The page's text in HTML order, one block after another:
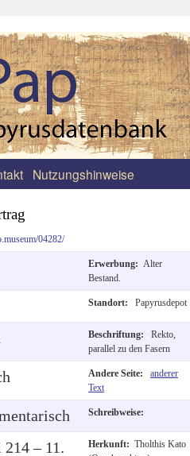
Nutzungshinweise
04282/
Erwerbung: Alter
Bestand.
Standort: Papyrusdepot
Beschriftung:
Rekto,
parallel zu den Fasern
Andere Seite:
anderer
Text
Schreibweise:
214 – 11.
Herkunft: Tholthis Kato